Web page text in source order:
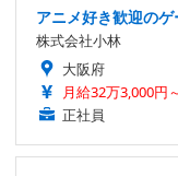
アニメ好き歓迎の
株式会社小林
大阪府
月給32万3,000円
正社員